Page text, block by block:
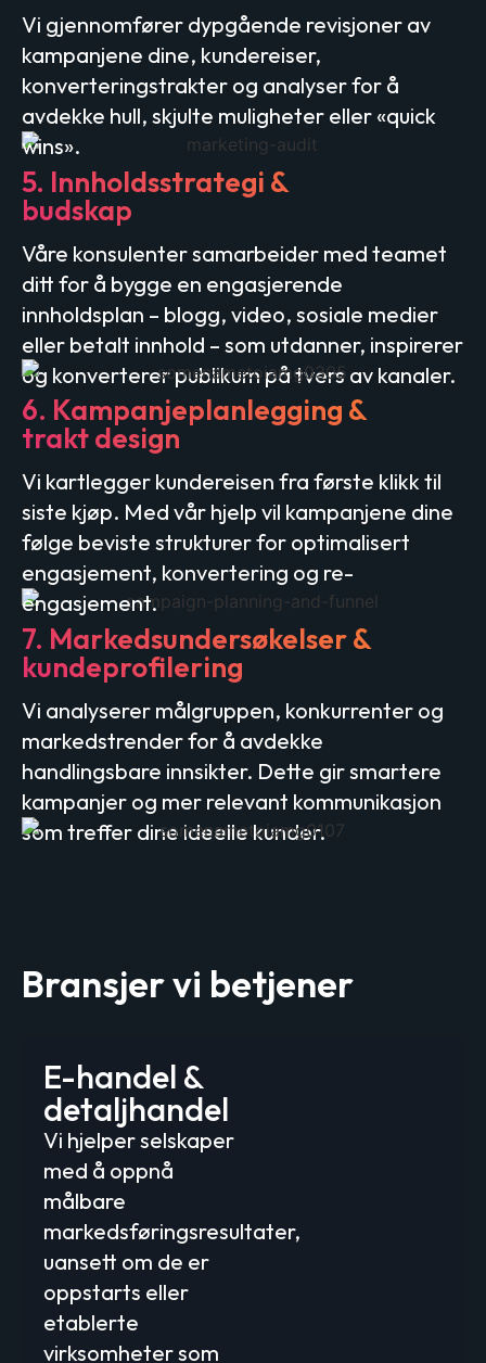
Vi gjennomfører dypgående revisjoner av
kampanjene dine, kundereiser,
konverteringstrakter og analyser for å
avdekke hull, skjulte muligheter eller «quick
wins».
5. Innholdsstrategi &
budskap
Våre konsulenter samarbeider med teamet
ditt for å bygge en engasjerende
innholdsplan – blogg, video, sosiale medier
eller betalt innhold – som utdanner, inspirerer
og konverterer publikum på tvers av kanaler.
6. Kampanjeplanlegging &
trakt design
Vi kartlegger kundereisen fra første klikk til
siste kjøp. Med vår hjelp vil kampanjene dine
følge beviste strukturer for optimalisert
engasjement, konvertering og re-
engasjement.
7. Markedsundersøkelser &
kundeprofilering
Vi analyserer målgruppen, konkurrenter og
markedstrender for å avdekke
handlingsbare innsikter. Dette gir smartere
kampanjer og mer relevant kommunikasjon
som treffer dine ideelle kunder.
Bransjer vi betjener
E-handel &
detaljhandel
Vi hjelper selskaper
med å oppnå
målbare
markedsføringsresultater,
uansett om de er
oppstarts eller
etablerte
virksomheter som